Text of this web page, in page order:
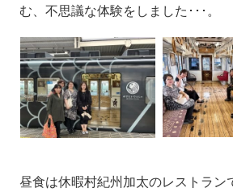
む、不思議な体験をしました･･･。
昼食は休暇村紀州加太のレストラン